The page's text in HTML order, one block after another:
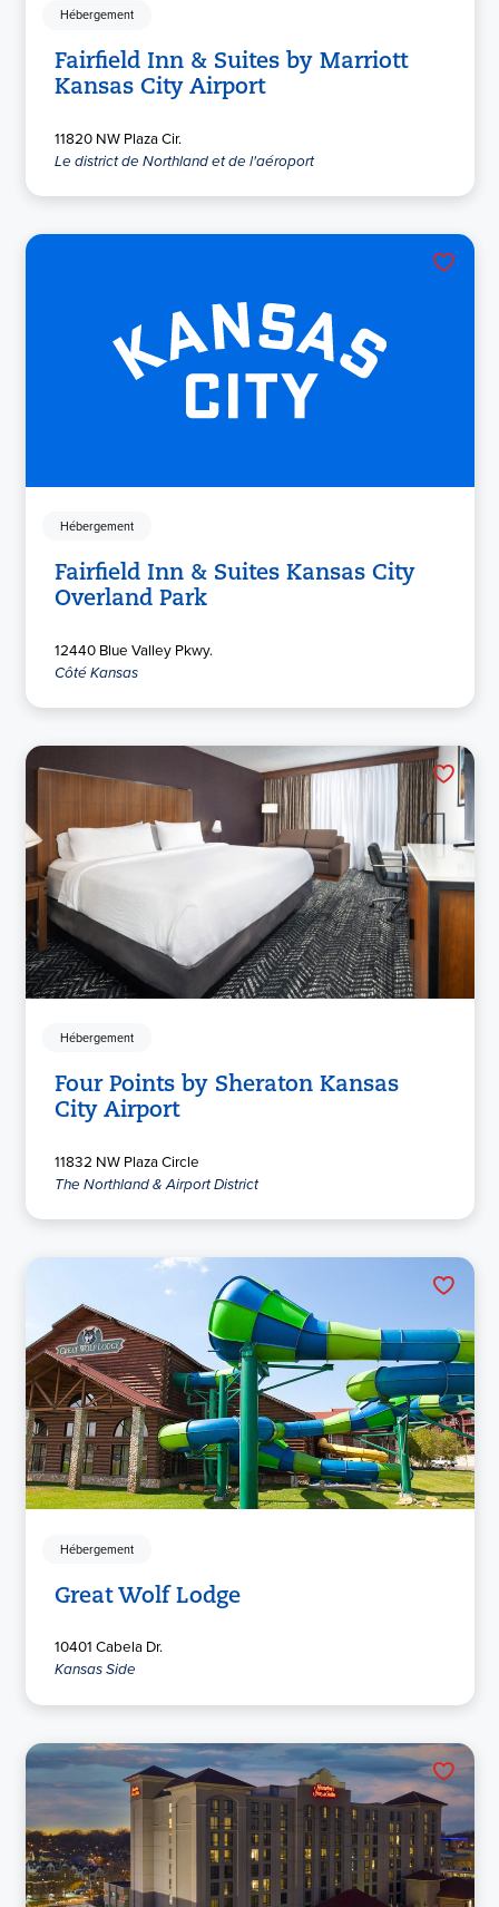
Hébergement
Fairfield Inn & Suites by Marriott
Kansas City Airport
11820 NW Plaza Cir.
Le district de Northland et de l'aéroport
Hébergement
Fairfield Inn & Suites Kansas City
Overland Park
12440 Blue Valley Pkwy.
Côté Kansas
Hébergement
Four Points by Sheraton Kansas
City Airport
11832 NW Plaza Circle
The Northland & Airport District
Hébergement
Great Wolf Lodge
10401 Cabela Dr.
Kansas Side